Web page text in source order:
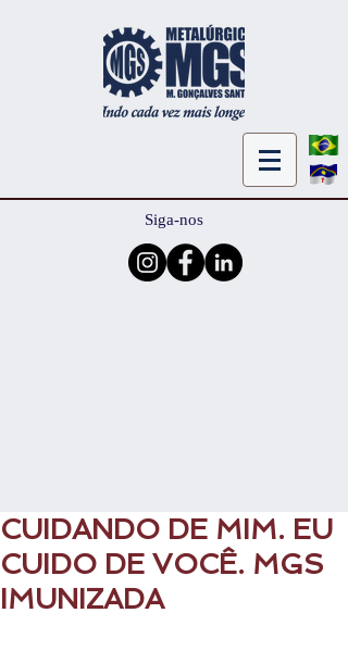
Siga-nos
CUIDANDO DE MIM. EU
CUIDO DE VOCÊ. MGS
IMUNIZADA